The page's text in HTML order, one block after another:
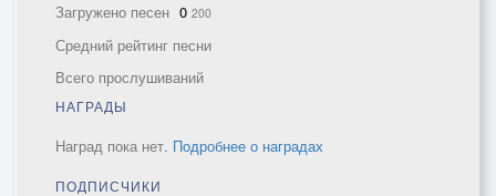
Загружено песен 0 200
Средний рейтинг песни
Всего прослушиваний
НАГРАДЫ
Наград пока нет. Подробнее о наградах
ПОДПИСЧИКИ